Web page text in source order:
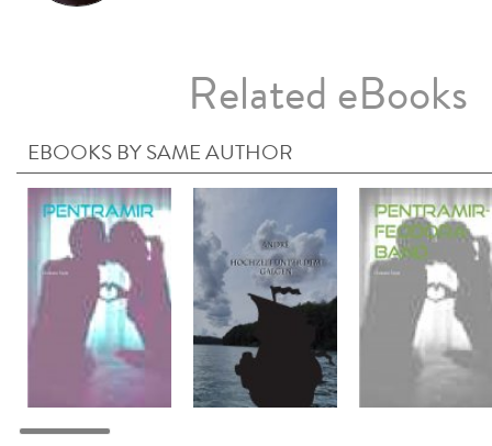
Related eBooks
EBOOKS BY SAME AUTHOR